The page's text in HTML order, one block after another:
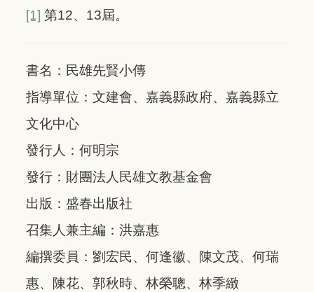
[1] 第12、13屆。
書名：民雄先賢小傳
指導單位：文建會、嘉義縣政府、嘉義縣立
文化中心
發行人：何明宗
發行：財團法人民雄文教基金會
出版：盛春出版社
召集人兼主編：洪嘉惠
編撰委員：劉宏民、何逢徽、陳文茂、何瑞
惠、陳花、郭秋時、林榮聰、林季緻